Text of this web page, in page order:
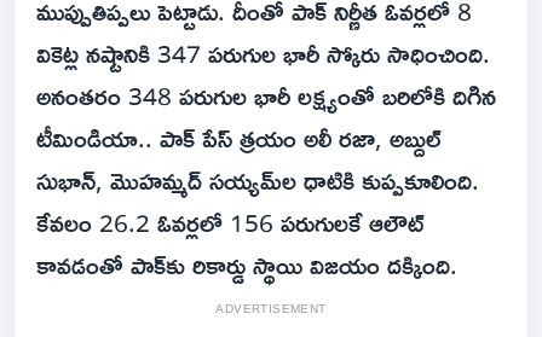
ముప్పుతిప్పలు పెట్టాడు. దీంతో పాక్ నిర్ణీత ఓవర్లలో 8
వికెట్ల నష్టానికి 347 పరుగుల భారీ స్కోరు సాధించింది.
అనంతరం 348 పరుగుల భారీ లక్ష్యంతో బరిలోకి దిగిన
టీమిండియా.. పాక్ పేస్ త్రయం అలీ రజా, అబ్దుల్
సుభాన్, మొహమ్మద్ సయ్యమ్‌ల ధాటికి కుప్పకూలింది.
కేవలం 26.2 ఓవర్లలో 156 పరుగులకే ఆలౌట్
కావడంతో పాక్‌కు రికార్డు స్థాయి విజయం దక్కింది.
ADVERTISEMENT